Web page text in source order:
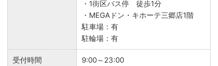
・1街区バス停 徒歩1分
・MEGAドン・キホーテ三郷店1階
駐車場：有
駐輪場：有
受付時間
9:00～23:00